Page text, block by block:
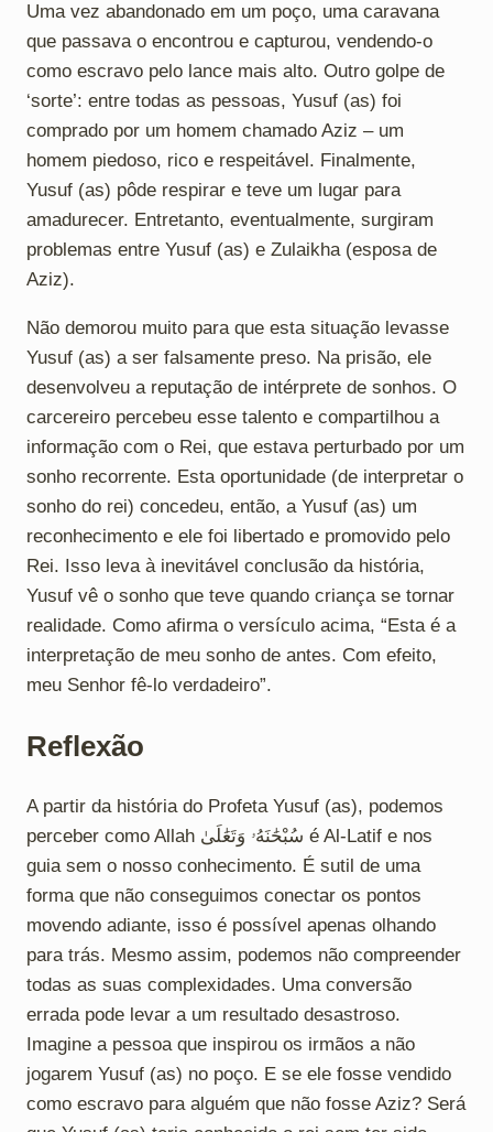
Uma vez abandonado em um poço, uma caravana
que passava o encontrou e capturou, vendendo-o
como escravo pelo lance mais alto. Outro golpe de
‘sorte’: entre todas as pessoas, Yusuf (as) foi
comprado por um homem chamado Aziz – um
homem piedoso, rico e respeitável. Finalmente,
Yusuf (as) pôde respirar e teve um lugar para
amadurecer. Entretanto, eventualmente, surgiram
problemas entre Yusuf (as) e Zulaikha (esposa de
Aziz).
Não demorou muito para que esta situação levasse
Yusuf (as) a ser falsamente preso. Na prisão, ele
desenvolveu a reputação de intérprete de sonhos. O
carcereiro percebeu esse talento e compartilhou a
informação com o Rei, que estava perturbado por um
sonho recorrente. Esta oportunidade (de interpretar o
sonho do rei) concedeu, então, a Yusuf (as) um
reconhecimento e ele foi libertado e promovido pelo
Rei. Isso leva à inevitável conclusão da história,
Yusuf vê o sonho que teve quando criança se tornar
realidade. Como afirma o versículo acima, “Esta é a
interpretação de meu sonho de antes. Com efeito,
meu Senhor fê-lo verdadeiro”.
Reflexão
A partir da história do Profeta Yusuf (as), podemos
perceber como Allah سُبْحَٰنَهُۥ وَتَعَٰلَىٰ é Al-Latif e nos
guia sem o nosso conhecimento. É sutil de uma
forma que não conseguimos conectar os pontos
movendo adiante, isso é possível apenas olhando
para trás. Mesmo assim, podemos não compreender
todas as suas complexidades. Uma conversão
errada pode levar a um resultado desastroso.
Imagine a pessoa que inspirou os irmãos a não
jogarem Yusuf (as) no poço. E se ele fosse vendido
como escravo para alguém que não fosse Aziz? Será